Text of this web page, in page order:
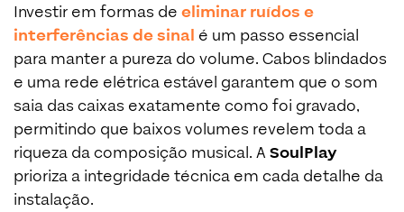
Investir em formas de eliminar ruídos e
interferências de sinal é um passo essencial
para manter a pureza do volume. Cabos blindados
e uma rede elétrica estável garantem que o som
saia das caixas exatamente como foi gravado,
permitindo que baixos volumes revelem toda a
riqueza da composição musical. A SoulPlay
prioriza a integridade técnica em cada detalhe da
instalação.